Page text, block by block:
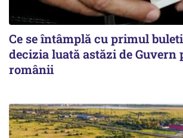
Ce se întâmplă cu primul
decizia luată astăzi de Guvern
românii